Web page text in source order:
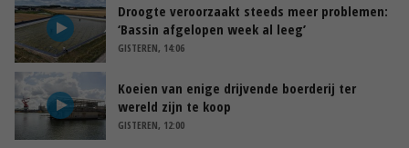
Droogte veroorzaakt steeds meer problemen:
‘Bassin afgelopen week al leeg’
GISTEREN, 14:06
Koeien van enige drijvende boerderij ter
wereld zijn te koop
GISTEREN, 12:00